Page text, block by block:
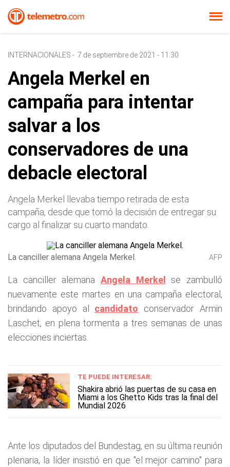
INTERNACIONALES - 7 de septiembre de 2021 - 11:30
Angela Merkel en
campaña para intentar
salvar a los
conservadores de una
debacle electoral
Angela Merkel llevaba tiempo retirada de esta
campaña, desde que tomó la decisión de entregar su
cargo al finalizar su cuarto mandato.
La canciller alemana Angela Merkel . AFP
La canciller alemana Angela Merkel
se zambulló
nuevamente este martes en una campaña electoral,
brindando apoyo al candidato conservador Armin
Laschet, en plena tormenta a tres semanas de unas
elecciones inciertas.
TE PUEDE INTERESAR:
Shakira abrió las puertas de su casa en
Miami a los Ghetto Kids tras la final del
Mundial 2026
Ante los diputados del Bundestag, en su última reunión
plenaria, la líder insistió en que "el mejor camino" para